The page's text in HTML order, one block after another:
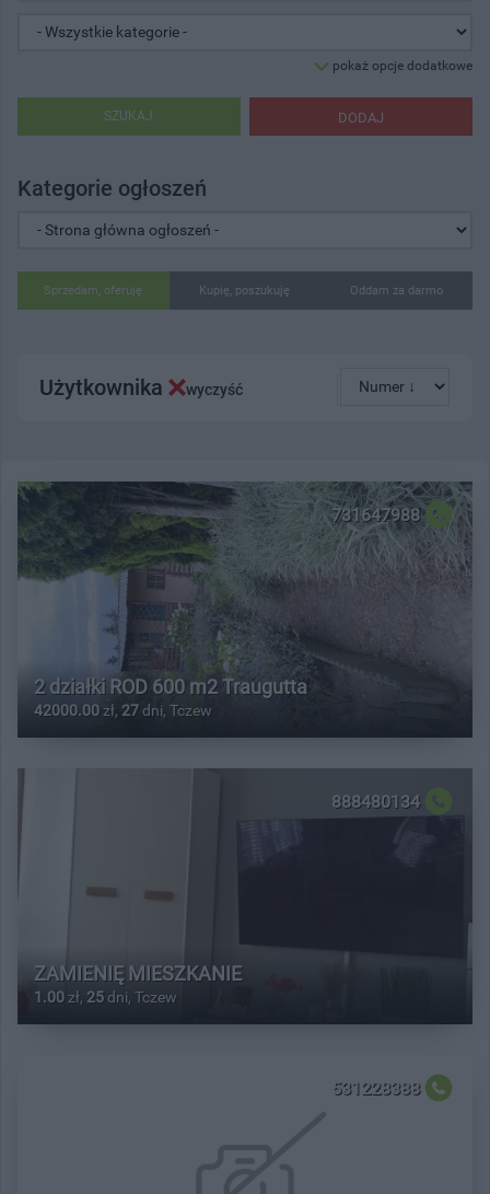
pokaż opcje dodatkowe
DODAJ
SZUKAJ
Kategorie ogłoszeń
Sprzedam, oferuję Kupię, poszukuję Oddam za darmo
Użytkownika wyczyść
731647988
2 działki ROD 600 m2 Traugutta
42000.00 zł, 27 dni, Tczew
888480134
ZAMIENIĘ MIESZKANIE
1.00 zł, 25 dni, Tczew
531228388